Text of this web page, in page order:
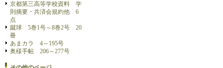
京都第三高等学校資料 学
則摘要・共済会規約他 6
点
蹴球 5巻1号～8巻2号 20
冊
あまカラ 4～195号
奥様手帖 206～277号